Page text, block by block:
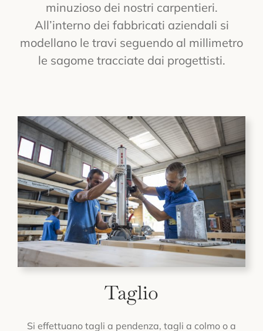
minuzioso dei nostri carpentieri.
All’interno dei fabbricati aziendali si
modellano le travi seguendo al millimetro
le sagome tracciate dai progettisti.
Taglio
Si effettuano tagli a pendenza, tagli a colmo o a